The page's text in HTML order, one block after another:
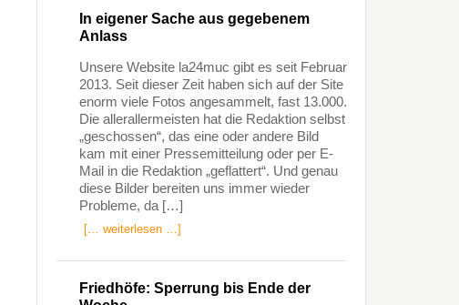
In eigener Sache aus gegebenem
Anlass
Unsere Website la24muc gibt es seit Februar
2013. Seit dieser Zeit haben sich auf der Site
enorm viele Fotos angesammelt, fast 13.000.
Die allerallermeisten hat die Redaktion selbst
„geschossen“, das eine oder andere Bild
kam mit einer Pressemitteilung oder per E-
Mail in die Redaktion „geflattert“. Und genau
diese Bilder bereiten uns immer wieder
Probleme, da […]
[… weiterlesen …]
Friedhöfe: Sperrung bis Ende der